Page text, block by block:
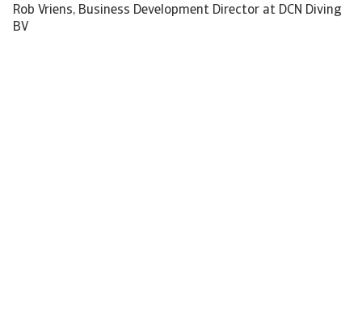
Rob Vriens, Business Development Director at DCN Diving
BV